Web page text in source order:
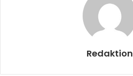
Redaktion